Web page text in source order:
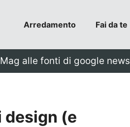
Arredamento Fai da te
alle fonti di google news
design (e